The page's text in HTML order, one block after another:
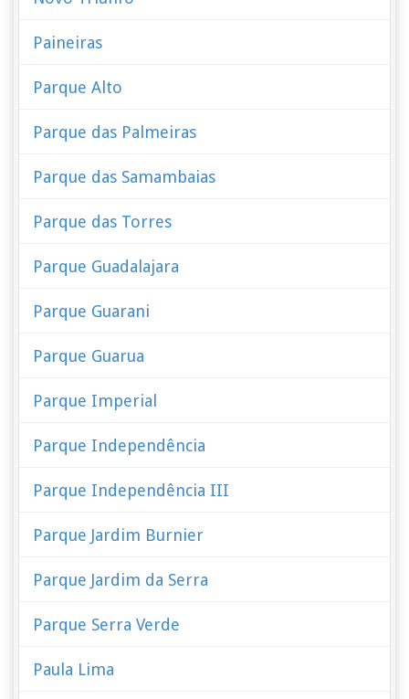
Paineiras
Parque Alto
Parque das Palmeiras
Parque das Samambaias
Parque das Torres
Parque Guadalajara
Parque Guarani
Parque Guarua
Parque Imperial
Parque Independência
Parque Independência III
Parque Jardim Burnier
Parque Jardim da Serra
Parque Serra Verde
Paula Lima